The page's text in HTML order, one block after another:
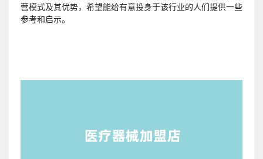
营模式及其优势，希望能给有意投身于该行业的人们提供一些
参考和启示。